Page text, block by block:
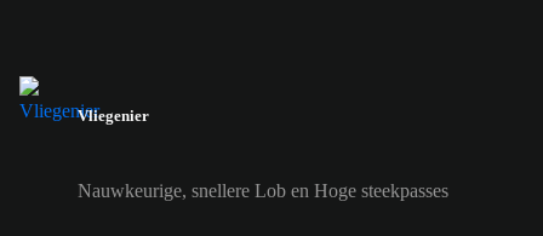
Vliegenier
Nauwkeurige, snellere Lob en Hoge steekpasses